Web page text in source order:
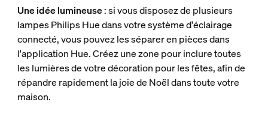
Une idée lumineuse: si vous disposez de plusieurs
lampes Philips Hue dans votre système d'éclairage
connecté, vous pouvez les séparer en pièces dans
l'application Hue. Créez une zone pour inclure toutes
les lumières de votre décoration pour les fêtes, afin de
répandre rapidement la joie de Noël dans toute votre
maison.